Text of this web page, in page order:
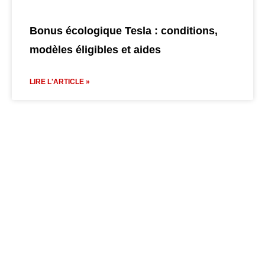
Bonus écologique Tesla : conditions,
modèles éligibles et aides
LIRE L'ARTICLE »